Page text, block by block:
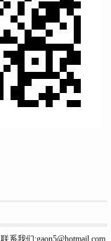
联系我们:gaon5@hotmail.com